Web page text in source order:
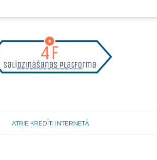
ATRIE KREDĪTI INTERNETĀ